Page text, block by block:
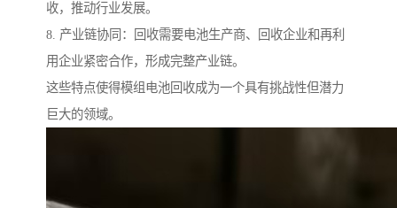
收，推动行业发展。
8. 产业链协同：回收需要电池生产商、回收企业和再利
用企业紧密合作，形成完整产业链。
这些特点使得模组电池回收成为一个具有挑战性但潜力
巨大的领域。